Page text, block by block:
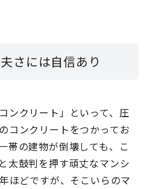
さには自信あり
ンクリート」といって、圧
コンクリートをつかってお
帯の建物が倒壊しても、こ
太鼓判を押す頑丈なマンシ
ほどですが、そこいらのマ